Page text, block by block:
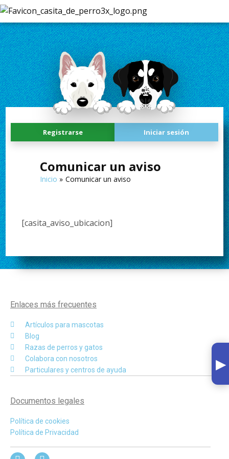
▸
Registrarse Iniciar sesión
Comunicar un aviso
Inicio Comunicar un aviso
[casita_aviso_ubicacion]
Enlaces más frecuentes
Artículos para mascotas
Blog
Razas de perros y gatos
Colabora con nosotros
Particulares y centros de ayuda
Documentos legales
Política de cookies
Política de Privacidad